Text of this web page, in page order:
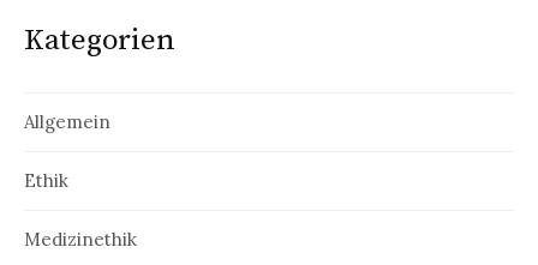
Kategorien
Allgemein
Ethik
Medizinethik